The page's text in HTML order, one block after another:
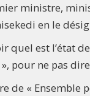
ministre,
en le
quel est l’état
pour ne pas
de « Ensemble